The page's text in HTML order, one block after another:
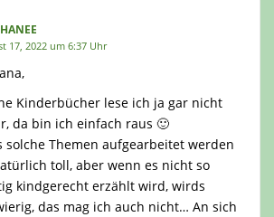
17, 2022 um 6:37 Uhr
Kinderbücher lese ich ja gar nicht
da bin ich einfach raus 🙂
solche Themen aufgearbeitet werden
toll, aber wenn es nicht so
kindgerecht erzählt wird, wirds
das mag ich auch nicht… An sich